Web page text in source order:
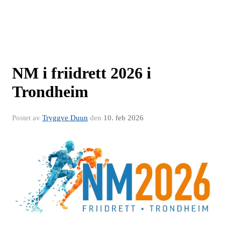
NM i friidrett 2026 i
Trondheim
Postet av Tryggve Duun den 10. feb 2026